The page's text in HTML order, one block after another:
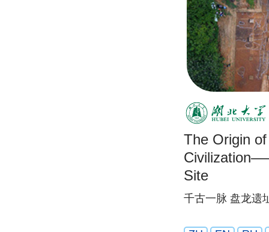
The Origin
Site
千古一脉 盘龙遗